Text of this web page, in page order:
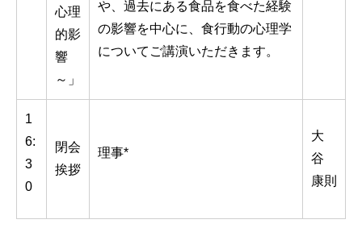
心理
的影
響
～」
や、過去にある食品を食べた経験
の影響を中心に、食行動の心理学
についてご講演いただきます。
1
6:
3
0
閉会
挨拶
理事*
大
谷
康則